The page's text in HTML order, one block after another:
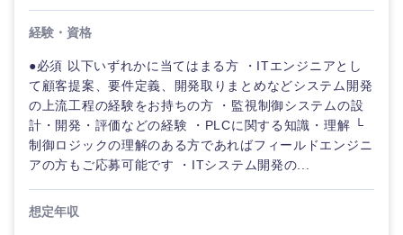
東海地方
岐阜県 静岡県
愛知県 三重県
経験・資格
●必須 以下いずれかに当てはまる方 ・ITエンジニアとし
て顧客提案、要件定義、開発取りまとめなどシステム開発
の上流工程の経験をお持ちの方 ・監視制御システムの設
計・開発・評価などの経験 ・PLCに関する知識・理解 └
制御ロジックの理解のある方であればフィールドエンジニ
アの方もご応募可能です ・ITシステム開発の...
想定年収